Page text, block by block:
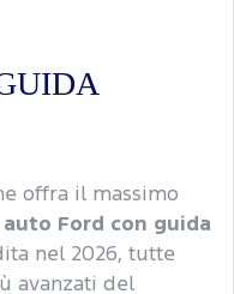
offra il massimo
auto Ford con guida
nel 2026, tutte
avanzati del